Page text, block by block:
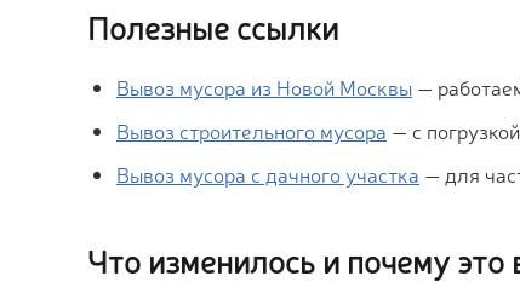
Полезные ссылки
Вывоз мусора из Новой Москвы —
Вывоз строительного мусора — с
Вывоз мусора с дачного участка — для
Что изменилось и почему это